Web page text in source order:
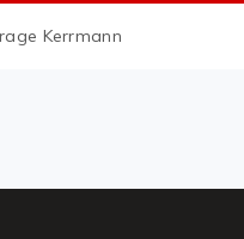
Kerrmann